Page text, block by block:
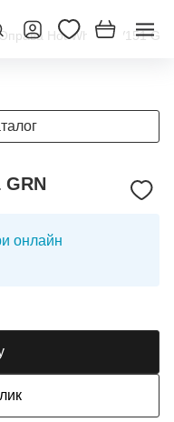
Hot Wheels V151
онлайн